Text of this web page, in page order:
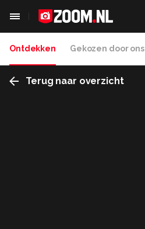
Ontdekken Gekozen door ons
Terug naar overzicht